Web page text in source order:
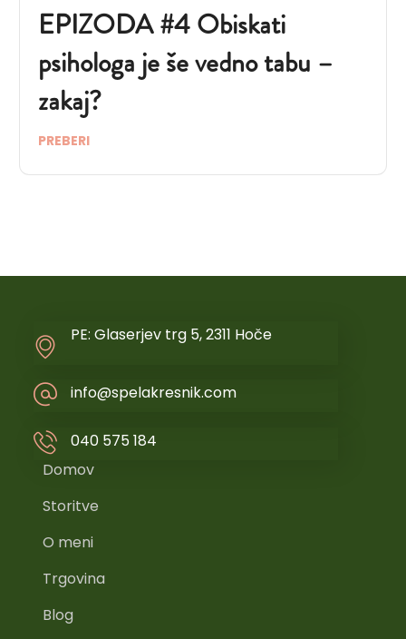
EPIZODA #4 Obiskati
psihologa je še vedno tabu –
zakaj?
PREBERI
PE: Glaserjev trg 5, 2311 Hoče
info@spelakresnik.com
040 575 184
Domov
Storitve
O meni
Trgovina
Blog